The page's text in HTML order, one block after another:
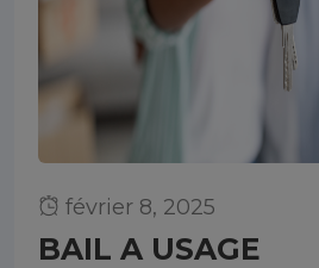
février 8, 2025
BAIL A USAGE